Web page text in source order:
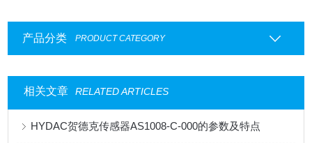
产品分类 PRODUCT CATEGORY
相关文章 RELATED ARTICLES
HYDAC贺德克传感器AS1008-C-000的参数及特点